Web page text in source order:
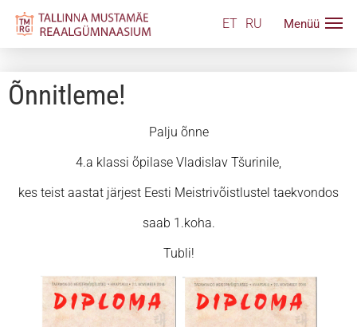
ET RU
Õnnitleme!
Palju õnne
4.a klassi õpilase Vladislav Tšurinile,
kes teist aastat järjest Eesti Meistrivõistlustel taekvondos
saab 1.koha.
Tubli!